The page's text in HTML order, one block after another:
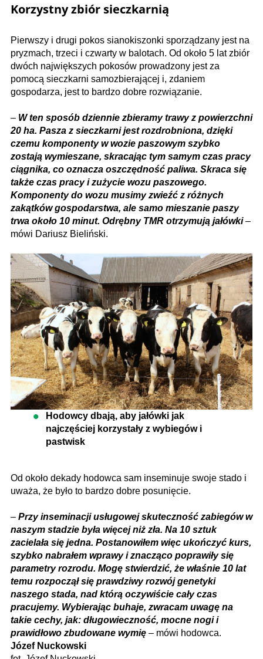
Korzystny zbiór sieczkarnią
Pierwszy i drugi pokos sianokiszonki sporządzany jest na
pryzmach, trzeci i czwarty w balotach. Od około 5 lat zbiór
dwóch największych pokosów prowadzony jest za
pomocą sieczkarni samozbierającej i, zdaniem
gospodarza, jest to bardzo dobre rozwiązanie.
– W ten sposób dziennie zbieramy trawy z powierzchni
20 ha. Pasza z sieczkarni jest rozdrobniona, dzięki
czemu komponenty w wozie paszowym szybko
zostają wymieszane, skracając tym samym czas pracy
ciągnika, co oznacza oszczędność paliwa. Skraca się
także czas pracy i zużycie wozu paszowego.
Komponenty do wozu musimy zwieźć z różnych
zakątków gospodarstwa, ale samo mieszanie paszy
trwa około 10 minut. Odrębny TMR otrzymują jałówki–
mówi Dariusz Bieliński.
Hodowcy dbają, aby jałówki jak
najczęściej korzystały z wybiegów i
pastwisk
Od około dekady hodowca sam inseminuje swoje stado i
uważa, że było to bardzo dobre posunięcie.
– Przy inseminacji usługowej skuteczność zabiegów w
naszym stadzie była więcej niż zła. Na 10 sztuk
zacielała się jedna. Postanowiłem więc ukończyć kurs,
szybko nabrałem wprawy i znacząco poprawiły się
parametry rozrodu. Mogę stwierdzić, że właśnie 10 lat
temu rozpoczął się prawdziwy rozwój genetyki
naszego stada, nad którą oczywiście cały czas
pracujemy. Wybierając buhaje, zwracam uwagę na
takie cechy, jak: długowieczność, mocne nogi i
prawidłowo zbudowane wymię – mówi hodowca.
Józef Nuckowski